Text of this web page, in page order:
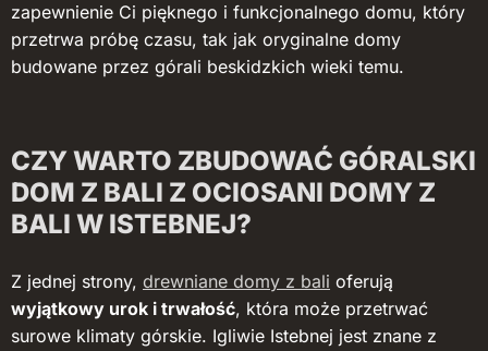
zapewnienie Ci pięknego i funkcjonalnego domu, który
przetrwa próbę czasu, tak jak oryginalne domy
budowane przez górali beskidzkich wieki temu.
CZY WARTO ZBUDOWAĆ GÓRALSKI
DOM Z BALI Z OCIOSANI DOMY Z
BALI W ISTEBNEJ?
Z jednej strony, drewniane domy z bali oferują
wyjątkowy urok i trwałość, która może przetrwać
surowe klimaty górskie. Igliwie Istebnej jest znane z